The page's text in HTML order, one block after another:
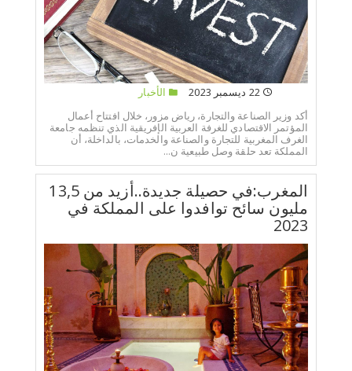
الأخبار
أكد وزير الصناعة والتجارة، رياض مزور، خلال افتتاح أعمال
المؤتمر الاقتصادي للغرفة العربية الإفريقية الذي تنظمه جامعة
الغرف المغربية للتجارة والصناعة والخدمات، بالداخلة، أن
المملكة تعد حلقة وصل طبيعية ن...
المغرب:في حصيلة جديدة..أزيد من 13,5
مليون سائح توافدوا على المملكة في
2023